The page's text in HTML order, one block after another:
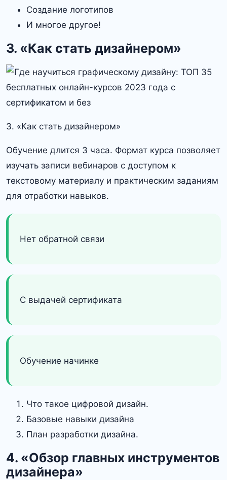
Создание логотипов
И многое другое!
3. «Как стать дизайнером»
3. «Как стать дизайнером»
Обучение длится 3 часа. Формат курса позволяет
изучать записи вебинаров с доступом к
текстовому материалу и практическим заданиям
для отработки навыков.
Нет обратной связи
С выдачей сертификата
Обучение начинке
Что такое цифровой дизайн.
Базовые навыки дизайна
План разработки дизайна.
4. «Обзор главных инструментов
дизайнера»